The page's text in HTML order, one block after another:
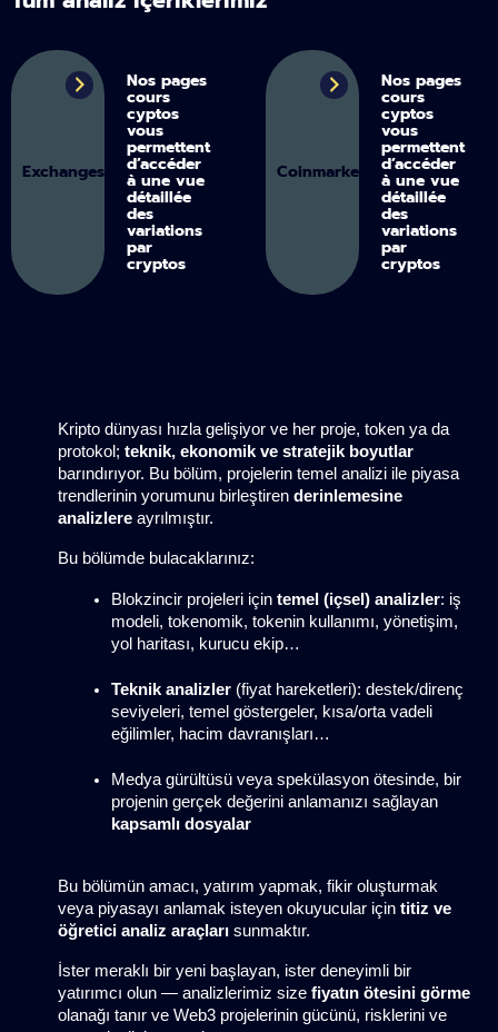
Exchanges
Nos pages
cours
cyptos
vous
permettent
d’accéder
à une vue
détaillée
des
variations
par
cryptos
Coinmarketcap
Nos pages
cours
cyptos
vous
permettent
d’accéder
à une vue
détaillée
des
variations
par
cryptos
Kripto dünyası hızla gelişiyor ve her proje, token ya da
protokol; teknik, ekonomik ve stratejik boyutlar
barındırıyor. Bu bölüm, projelerin temel analizi ile piyasa
trendlerinin yorumunu birleştiren derinlemesine
analizlere ayrılmıştır.
Bu bölümde bulacaklarınız:
Blokzincir projeleri için temel (içsel) analizler: iş
modeli, tokenomik, tokenin kullanımı, yönetişim,
yol haritası, kurucu ekip…
Teknik analizler (fiyat hareketleri): destek/direnç
seviyeleri, temel göstergeler, kısa/orta vadeli
eğilimler, hacim davranışları…
Medya gürültüsü veya spekülasyon ötesinde, bir
kapsamlı dosyalar
Bu bölümün amacı, yatırım yapmak, fikir oluşturmak
veya piyasayı anlamak isteyen okuyucular için titiz ve
öğretici analiz araçları sunmaktır.
İster meraklı bir yeni başlayan, ister deneyimli bir
yatırımcı olun — analizlerimiz size fiyatın ötesini görme
olanağı tanır ve Web3 projelerinin gücünü, risklerini ve